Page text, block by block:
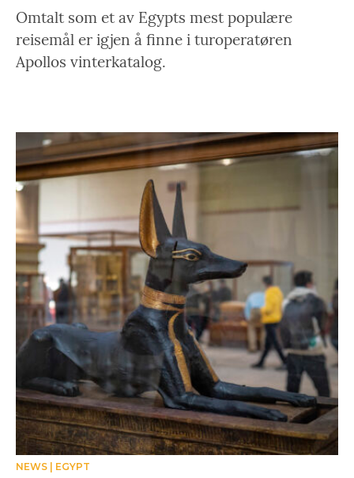
Omtalt som et av Egypts mest populære
reisemål er igjen å finne i turoperatøren
Apollos vinterkatalog.
NEWS EGYPT